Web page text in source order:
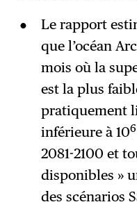
Le rapport
que l’océan
mois où la
est la plus
pratiquement
inférieure à 106
2081-2100 et
disponibles »
des scénarios